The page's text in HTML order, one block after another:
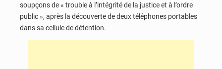
soupçons de « trouble à l’intégrité de la justice et à l’ordre
public », après la découverte de deux téléphones portables
dans sa cellule de détention.